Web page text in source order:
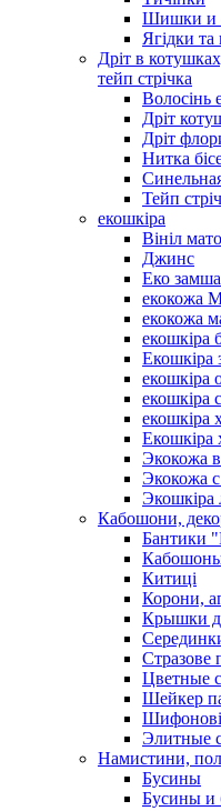
Шишки и
Ягідки та
Дріт в
тейп стрічка
Волосінь
Дріт
Дріт
Нитка
Тейп
екошкіра
Вініл
Джинс
Еко
екокожа
екокожа
екошкіра
Екошкіра
екошкіра
екошкіра
екошкіра
Екошкіра
Экокожа
Экокожа
Экошкiра
Кабошони,
Бантики
Китиці
Корони,
Крышки
Стразове
Цветные
Шейкер
Шифонові
Элитные
Намистини,
Бусины
Бусины и